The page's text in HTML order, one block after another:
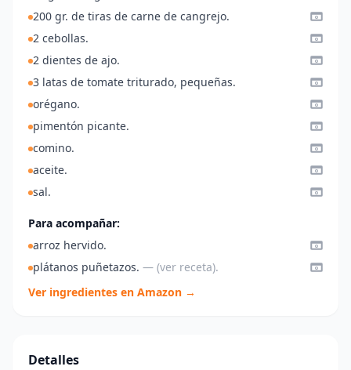
200 gr. de tiras de carne de cangrejo.
2 cebollas.
2 dientes de ajo.
3 latas de tomate triturado, pequeñas.
orégano.
pimentón picante.
comino.
aceite.
sal.
Para acompañar:
arroz hervido.
plátanos puñetazos. — (ver receta).
Ver ingredientes en Amazon →
Detalles